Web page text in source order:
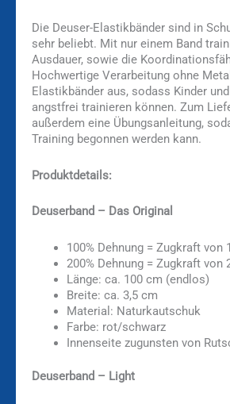
Die Deuser-Elastikbänder sind in
sehr beliebt. Mit nur einem Band
Ausdauer, sowie die
Hochwertige Verarbeitung ohne
Elastikbänder aus, sodass Kinder
angstfrei trainieren können. Zum
außerdem eine Übungsanleitung,
Training begonnen werden kann.
Produktdetails:
Deuserband – Das Original
100% Dehnung = Zugkraft von
200% Dehnung = Zugkraft von
Länge: ca. 100 cm (endlos)
Breite: ca. 3,5 cm
Material: Naturkautschuk
Farbe: rot/schwarz
Innenseite zugunsten von
Deuserband – Light